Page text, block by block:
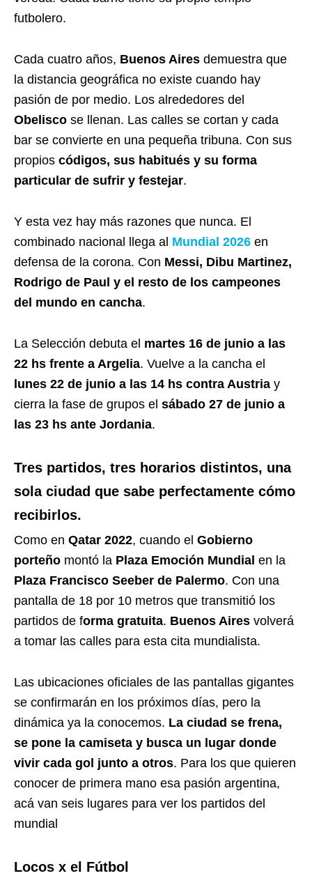
futbolero.
Cada cuatro años, Buenos Aires demuestra que
la distancia geográfica no existe cuando hay
pasión de por medio. Los alrededores del
Obelisco se llenan. Las calles se cortan y cada
bar se convierte en una pequeña tribuna. Con sus
propios códigos, sus habitués y su forma
particular de sufrir y festejar.
Y esta vez hay más razones que nunca. El
combinado nacional llega al Mundial 2026 en
defensa de la corona. Con Messi, Dibu Martinez,
Rodrigo de Paul y el resto de los campeones
del mundo en cancha.
La Selección debuta el martes 16 de junio a las
22 hs frente a Argelia. Vuelve a la cancha el
lunes 22 de junio a las 14 hs contra Austria y
cierra la fase de grupos el sábado 27 de junio a
las 23 hs ante Jordania.
Tres partidos, tres horarios distintos, una
sola ciudad que sabe perfectamente cómo
recibirlos.
Como en Qatar 2022, cuando el Gobierno
porteño montó la Plaza Emoción Mundial en la
Plaza Francisco Seeber de Palermo. Con una
pantalla de 18 por 10 metros que transmitió los
partidos de forma gratuita. Buenos Aires volverá
a tomar las calles para esta cita mundialista.
Las ubicaciones oficiales de las pantallas gigantes
se confirmarán en los próximos días, pero la
dinámica ya la conocemos. La ciudad se frena,
se pone la camiseta y busca un lugar donde
vivir cada gol junto a otros. Para los que quieren
conocer de primera mano esa pasión argentina,
acá van seis lugares para ver los partidos del
mundial
Locos x el Fútbol